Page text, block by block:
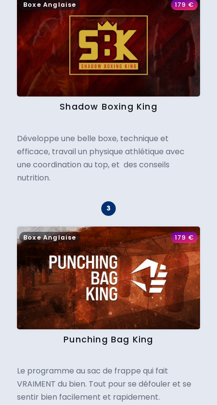
Boxe Anglaise 179€
Shadow Boxing King
Développe une belle boxe, technique et
efficace, travail un physique athlétique avec
une coordination au top, et des conseils
nutrition.
Boxe Anglaise 179€
Punching Bag King
Le programme au sac de frappe qui fait
VRAIMENT du bien. Tout pour se défouler et se
sentir bien facilement et rapidement.